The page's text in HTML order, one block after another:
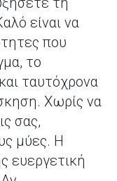
είναι να
που
το
ταυτόχρονα
Χωρίς να
σας,
μύες. Η
ευεργετική